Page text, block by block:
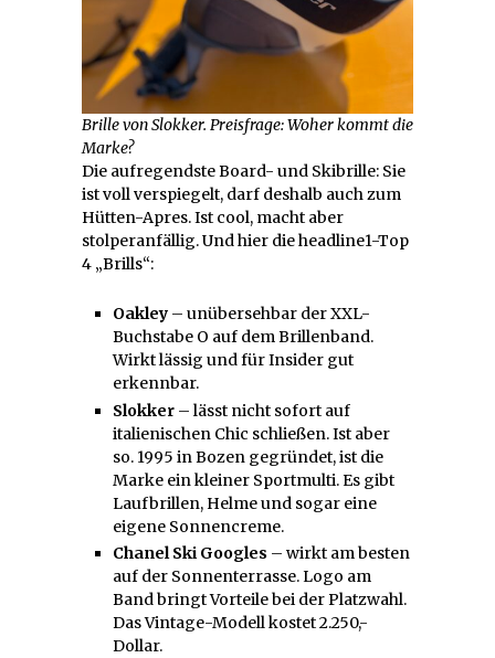
Brille von Slokker. Preisfrage: Woher kommt die
Marke?
Die aufregendste Board- und Skibrille: Sie
ist voll verspiegelt, darf deshalb auch zum
Hütten-Apres. Ist cool, macht aber
stolperanfällig. Und hier die headline1-Top
4 „Brills“:
Oakley – unübersehbar der XXL-
Buchstabe O auf dem Brillenband.
Wirkt lässig und für Insider gut
erkennbar.
Slokker – lässt nicht sofort auf
italienischen Chic schließen. Ist aber
so. 1995 in Bozen gegründet, ist die
Marke ein kleiner Sportmulti. Es gibt
Laufbrillen, Helme und sogar eine
eigene Sonnencreme.
Chanel Ski Googles – wirkt am besten
auf der Sonnenterrasse. Logo am
Band bringt Vorteile bei der Platzwahl.
Das Vintage-Modell kostet 2.250,-
Dollar.